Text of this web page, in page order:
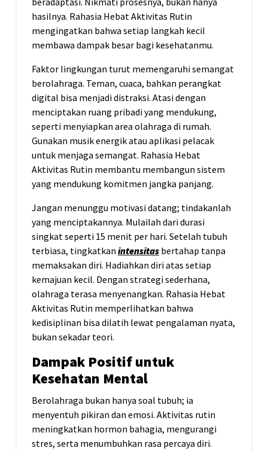
hasilnya. Rahasia Hebat Aktivitas Rutin
mengingatkan bahwa setiap langkah kecil
membawa dampak besar bagi kesehatanmu.
Faktor lingkungan turut memengaruhi semangat
berolahraga. Teman, cuaca, bahkan perangkat
digital bisa menjadi distraksi. Atasi dengan
menciptakan ruang pribadi yang mendukung,
seperti menyiapkan area olahraga di rumah.
Gunakan musik energik atau aplikasi pelacak
untuk menjaga semangat. Rahasia Hebat
Aktivitas Rutin membantu membangun sistem
yang mendukung komitmen jangka panjang.
Jangan menunggu motivasi datang; tindakanlah
yang menciptakannya. Mulailah dari durasi
singkat seperti 15 menit per hari. Setelah tubuh
terbiasa, tingkatkan intensitas bertahap tanpa
memaksakan diri. Hadiahkan diri atas setiap
kemajuan kecil. Dengan strategi sederhana,
olahraga terasa menyenangkan. Rahasia Hebat
Aktivitas Rutin memperlihatkan bahwa
kedisiplinan bisa dilatih lewat pengalaman nyata,
bukan sekadar teori.
Dampak Positif untuk
Kesehatan Mental
Berolahraga bukan hanya soal tubuh; ia
menyentuh pikiran dan emosi. Aktivitas rutin
meningkatkan hormon bahagia, mengurangi
stres, serta menumbuhkan rasa percaya diri.